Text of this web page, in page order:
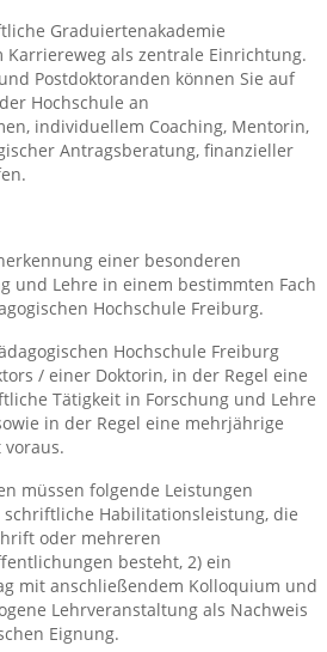
Graduiertenakademie
als zentrale Einrichtung.
Postdoktoranden können Sie auf
der Hochschule an
individuellem Coaching, Mentorin,
Antragsberatung, finanzieller
einer besonderen
und Lehre in einem bestimmten Fach
Hochschule Freiburg.
Hochschule Freiburg
/ einer Doktorin, in der Regel eine
Tätigkeit in Forschung und Lehre
in der Regel eine mehrjährige
müssen folgende Leistungen
Habilitationsleistung, die
oder mehreren
besteht, 2) ein
mit anschließendem Kolloquium und
Lehrveranstaltung als Nachweis
Eignung.